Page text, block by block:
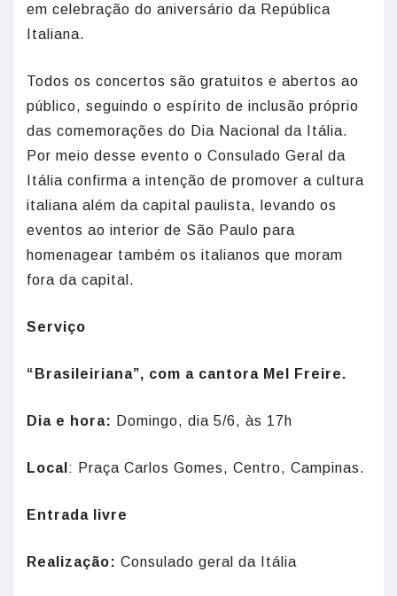
em celebração do aniversário da República
Italiana.
Todos os concertos são gratuitos e abertos ao
público, seguindo o espírito de inclusão próprio
das comemorações do Dia Nacional da Itália.
Por meio desse evento o Consulado Geral da
Itália confirma a intenção de promover a cultura
italiana além da capital paulista, levando os
eventos ao interior de São Paulo para
homenagear também os italianos que moram
fora da capital.
Serviço
“Brasileiriana”, com a cantora Mel Freire.
Dia e hora: Domingo, dia 5/6, às 17h
Local : Praça Carlos Gomes, Centro, Campinas.
Entrada livre
Realização: Consulado geral da Itália